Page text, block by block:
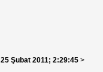
25 Şubat 2011; 2:29:45 >